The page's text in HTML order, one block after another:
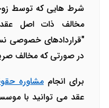
شرط هایی که توسط
"قراردادهای خصوصی
در صورتی که مخالف
برای انجاممشاوره
عقد می توانید با